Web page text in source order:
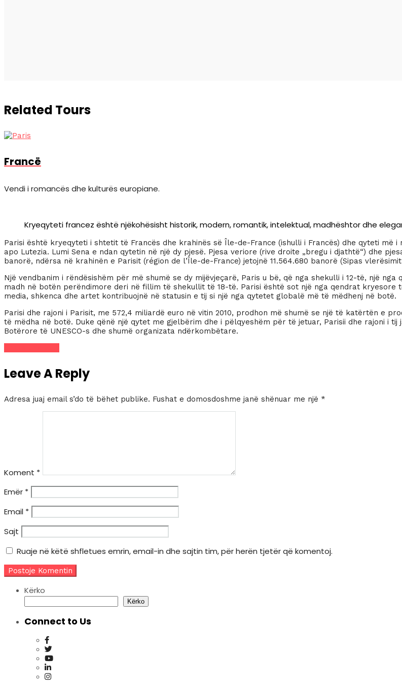
Related Tours
Francë
Vendi i romancës dhe kulturës europiane.
Kryeqyteti francez është njëkohësisht historik, modern, romantik, intelektual, madhështor dhe
Parisi është kryeqyteti i shtetit të Francës dhe krahinës së Île-de-France (ishulli i Francës) dhe qyteti më
apo Lutezia. Lumi Sena e ndan qytetin në një dy pjesë. Pjesa veriore (rive droite „bregu i djathtë“) dhe
banorë, ndërsa në krahinën e Parisit (région de l’Île-de-France) jetojnë 11.564.680 banorë (Sipas
Një vendbanim i rëndësishëm për më shumë se dy mijëvjeçarë, Paris u bë, që nga shekulli i 12-të, një
madh në botën perëndimore deri në fillim të shekullit të 18-të. Parisi është sot një nga qendrat
media, shkenca dhe artet kontribuojnë në statusin e tij si një nga qytetet globalë më të mëdhenj në botë.
Parisi dhe rajoni i Parisit, me 572,4 miliardë euro në vitin 2010, prodhon më shumë se një të katërtën e
të mëdha në botë. Duke qënë një qytet me gjelbërim dhe i pëlqyeshëm për të jetuar, Parisii dhe rajoni i
Botërore të UNESCO-s dhe shumë organizata ndërkombëtare.
Leave A Reply
Adresa juaj email s’do të bëhet publike. Fushat e domosdoshme janë shënuar me një *
Koment *
Emër *
Email *
Sajt
Ruaje në këtë shfletues emrin, email-in dhe sajtin tim, për herën tjetër që komentoj.
Kërko
Kërko
Connect to Us